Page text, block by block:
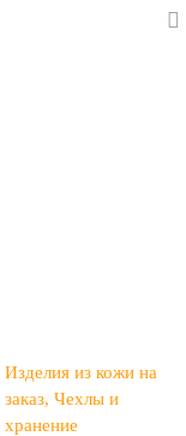
Изделия из кожи на
заказ Чехлы и
хранение